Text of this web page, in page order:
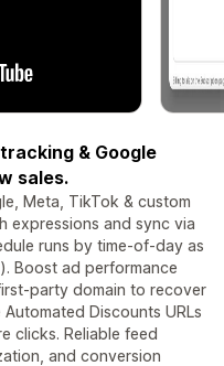
& Google
sales.
Meta, TikTok & custom
expressions and sync via
runs by time-of-day as
Boost ad performance
party domain to recover
Discounts URLs
clicks. Reliable feed
and conversion